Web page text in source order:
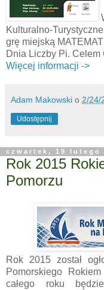
Kulturalno-
grę miejską
Dnia Liczby Pi. Celem
Więcej informacji ->
Adam Makowski o 2/24/
Udostępnij
czwartek, 19 lutego
Rok 2015
Pomorzu
Rok 2015 został
Pomorskiego
całego roku